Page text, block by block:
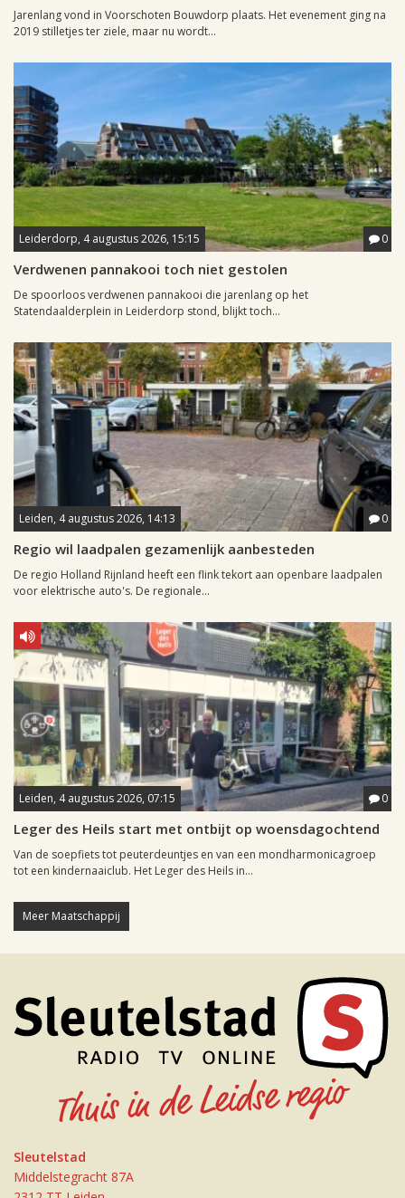
Jarenlang vond in Voorschoten Bouwdorp plaats. Het evenement ging na
2019 stilletjes ter ziele, maar nu wordt...
Leiderdorp, 4 augustus 2026, 15:15 0
Verdwenen pannakooi toch niet gestolen
De spoorloos verdwenen pannakooi die jarenlang op het
Statendaalderplein in Leiderdorp stond, blijkt toch...
Leiden, 4 augustus 2026, 14:13 0
Regio wil laadpalen gezamenlijk aanbesteden
De regio Holland Rijnland heeft een flink tekort aan openbare laadpalen
voor elektrische auto's. De regionale...
Leiden, 4 augustus 2026, 07:15 0
Leger des Heils start met ontbijt op woensdagochtend
Van de soepfiets tot peuterdeuntjes en van een mondharmonicagroep
tot een kindernaaiclub. Het Leger des Heils in...
Meer Maatschappij
Sleutelstad
Middelstegracht 87A